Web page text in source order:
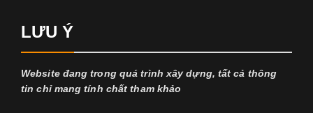
LƯU Ý
Website đang trong quá trình xây dựng, tất cả thông
tin chỉ mang tính chất tham khảo